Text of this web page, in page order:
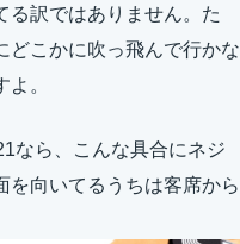
る訳ではありません。た
どこかに吹っ飛んで行かな
。
なら、こんな具合にネジ
を向いてるうちは客席から